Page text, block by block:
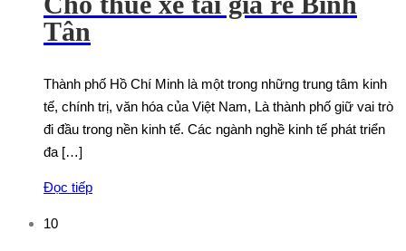
Tân
Thành phố Hồ Chí Minh là một trong những trung tâm kinh
tế, chính trị, văn hóa của Việt Nam, Là thành phố giữ vai trò
đi đầu trong nền kinh tế. Các ngành nghề kinh tế phát triển
đa […]
Đọc tiếp
10